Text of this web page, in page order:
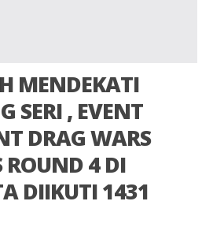
MENDEKATI
SERI , EVENT
DRAG WARS
ROUND 4 DI
DIIKUTI 1431